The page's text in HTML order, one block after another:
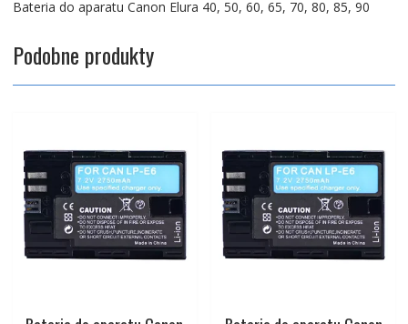
Elura
90
Bateria do aparatu Canon Elura 40, 50, 60, 65, 70, 80, 85, 90
Podobne produkty